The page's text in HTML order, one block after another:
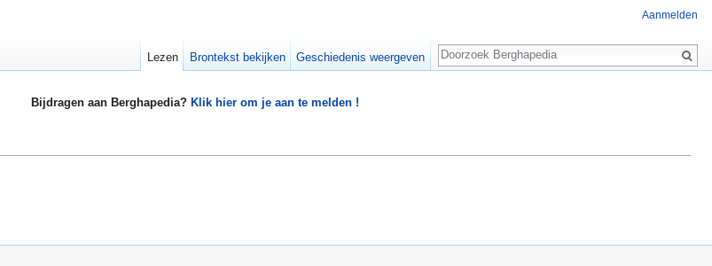
Bijdragen aan Berghapedia? Klik hier om je aan te melden !
Aanmelden
Lezen Brontekst bekijken Geschiedenis weergeven
Zoeken